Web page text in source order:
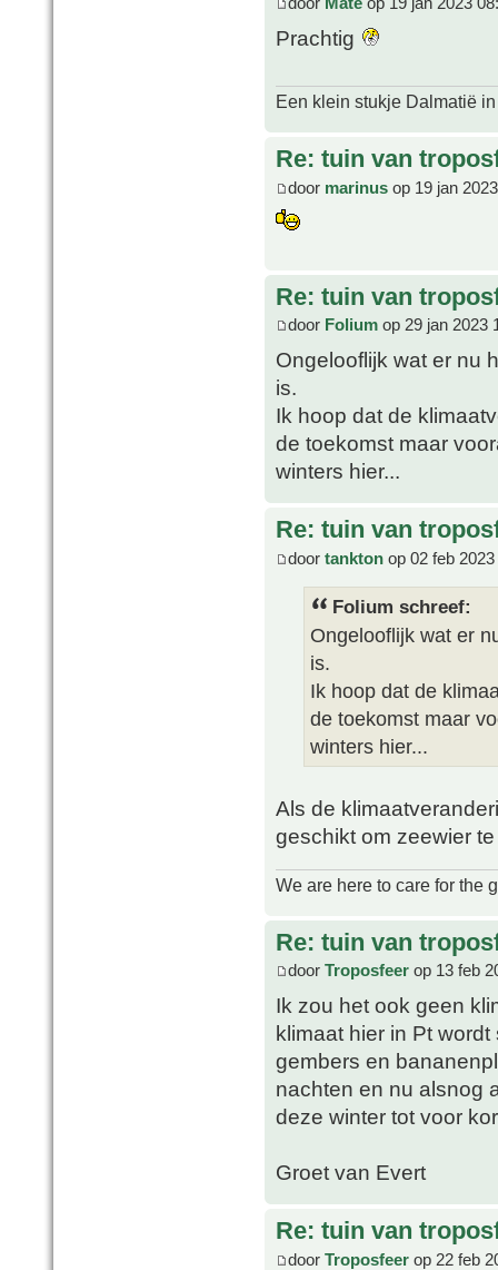
Prachtig
Een klein stukje Dalmatië
Re: tuin van
door marinus op 19 jan
Re: tuin van
door Folium op 29 jan 2023
Ongelooflijk wat er nu
is.
Ik hoop dat de
de toekomst maar
winters hier...
Re: tuin van
door tankton op 02 feb
Folium schreef:
Ongelooflijk wat er
is.
Ik hoop dat de
de toekomst maar
winters hier...
Als de
geschikt om zeewier
We are here to care for the
Re: tuin van
door Troposfeer op 13 feb
Ik zou het ook geen
klimaat hier in Pt
gembers en
nachten en nu alsnog
deze winter tot voor
Groet van Evert
Re: tuin van
door Troposfeer op 22 feb